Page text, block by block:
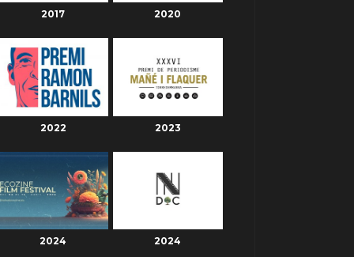
2017 2020
2022 2023
2024 2024